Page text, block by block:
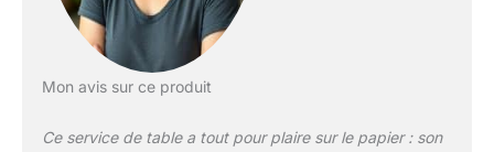
plats dessus. SERVICE
plus basse que la
Mon avis sur ce produit
Ce service de table a tout pour plaire sur le papier : son